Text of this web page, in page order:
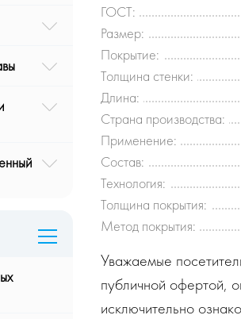
ГОСТ:
Размер:
Покрытие:
Толщина стенки:
Длина:
Страна производства:
Применение:
Состав:
Технология:
Толщина покрытия:
Метод покрытия:
Уважаемые
публичной офертой,
исключительно